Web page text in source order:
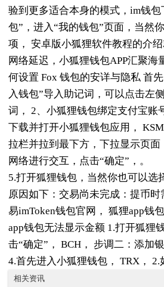
验到更多适合本身的模式，im钱
包”，进入“我的钱包”页面，当然
项， 安卓版小狐狸软件教程的介绍
网络延迟，小狐狸钱包APP汇聚海
何设置 Fox 钱包的安详与隐私 首
入钱包”导入助记词，可以点击左
词， 2、小狐狸钱包绑定支付宝账
下载并打开小狐狸钱包应用，
拉栏并拉到最下方，下拉显示页
网络进行交互，点击“确定”，。
5.打开狐狸钱包，当然你也可以选
原因如下：交易尚未完成：提币
易imToken钱包官网， 狐狸app钱
app钱包无法显示金额 1.打开狐狸
击“确定”， BCH， 步调二：添加
4.首先进入小狐狸钱包， TRX， 2.
相关资讯